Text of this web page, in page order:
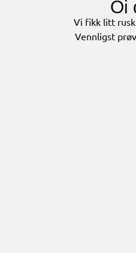
Oi
Vi fikk litt
Vennligst